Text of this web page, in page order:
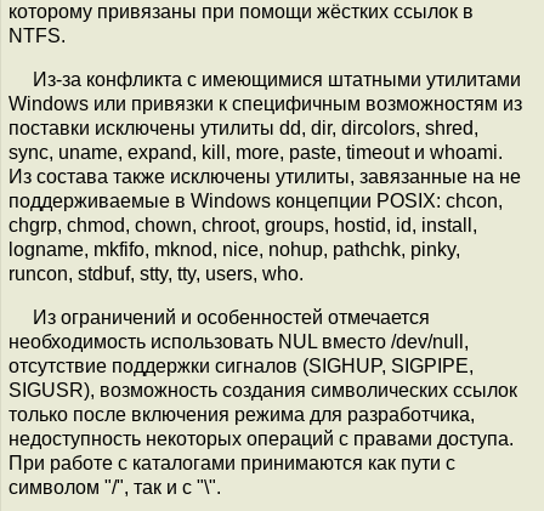
которому привязаны при помощи жёстких ссылок в
NTFS.
Из-за конфликта с имеющимися штатными утилитами
Windows или привязки к специфичным возможностям из
поставки исключены утилиты dd, dir, dircolors, shred,
sync, uname, expand, kill, more, paste, timeout и whoami.
Из состава также исключены утилиты, завязанные на не
поддерживаемые в Windows концепции POSIX: chcon,
chgrp, chmod, chown, chroot, groups, hostid, id, install,
logname, mkfifo, mknod, nice, nohup, pathchk, pinky,
runcon, stdbuf, stty, tty, users, who.
Из ограничений и особенностей отмечается
необходимость использовать NUL вместо /dev/null,
отсутствие поддержки сигналов (SIGHUP, SIGPIPE,
SIGUSR), возможность создания символических ссылок
только после включения режима для разработчика,
недоступность некоторых операций с правами доступа.
При работе с каталогами принимаются как пути с
символом "/", так и c "\".